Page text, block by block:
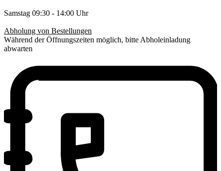
Samstag 09:30 - 14:00 Uhr
Abholung von Bestellungen
Während der Öffnungszeiten möglich, bitte Abholeinladung
abwarten